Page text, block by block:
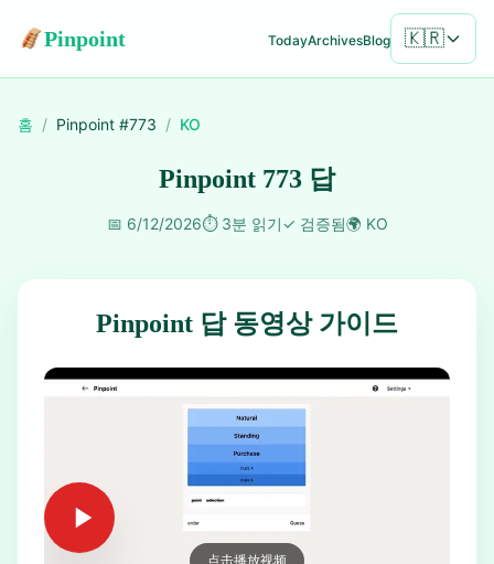
Pinpoint TodayArchivesBlog 🇰🇷
홈 / Pinpoint #773 / KO
Pinpoint 773 답
📅 6/12/2026⏱️ 3분 읽기✓ 검증됨🌍 KO
Pinpoint 답 동영상 가이드
点击播放视频